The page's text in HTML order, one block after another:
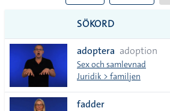
till
alla i
lista
SÖKORD
adoptera adoption
Sex och samlevnad
Juridik > familjen
fadder